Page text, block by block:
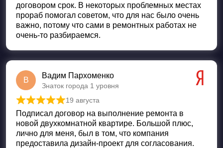
договором срок. В некоторых проблемных местах
прораб помогал советом, что для нас было очень
важно, потому что сами в ремонтных работах не
очень-то разбираемся.
В
Вадим Пархоменко
Знаток города 1 уровня
Оценка из 5
19 августа
Подписал договор на выполнение ремонта в
новой двухкомнатной квартире. Большой плюс,
лично для меня, был в том, что компания
предоставила дизайн-проект для согласования.